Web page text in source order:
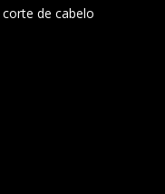
de cabelo